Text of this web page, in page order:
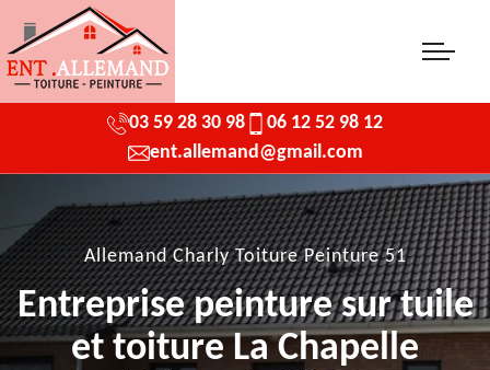
03 59 28 30 98
06 12 52 98 12
ent.allemand@gmail.com
Allemand Charly Toiture Peinture 51
Entreprise peinture sur tuile
et toiture La Chapelle